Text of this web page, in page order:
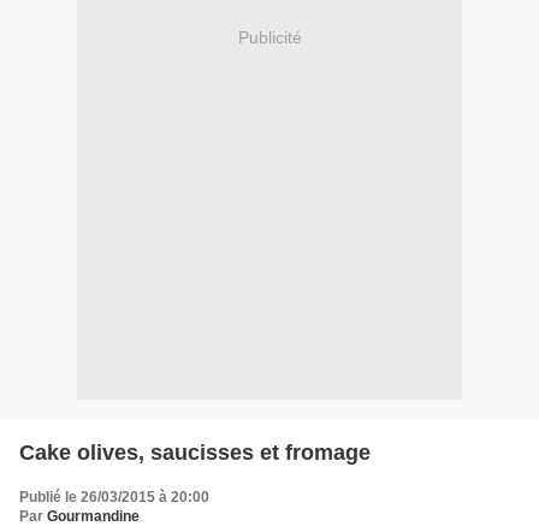
Publicité
Cake olives, saucisses et fromage
Publié le 26/03/2015 à 20:00
Par Gourmandine